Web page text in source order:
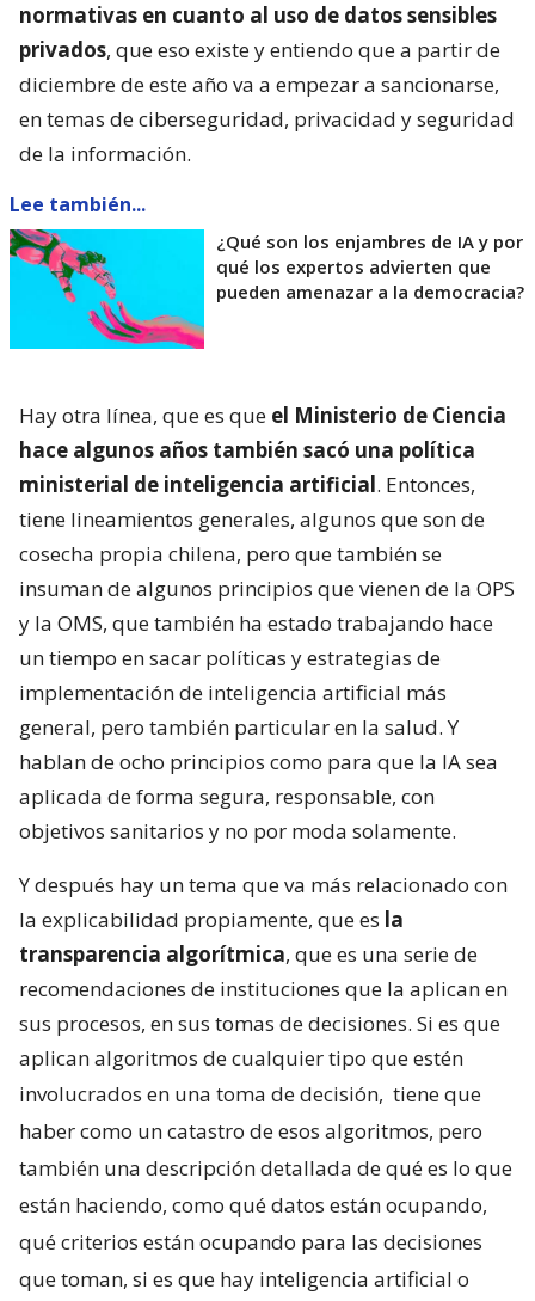
normativas en cuanto al uso de datos sensibles
privados, que eso existe y entiendo que a partir de
diciembre de este año va a empezar a sancionarse,
en temas de ciberseguridad, privacidad y seguridad
de la información.
Lee también...
¿Qué son los enjambres de IA y por
qué los expertos advierten que
pueden amenazar a la democracia?
Hay otra línea, que es que el Ministerio de Ciencia
hace algunos años también sacó una política
ministerial de inteligencia artificial. Entonces,
tiene lineamientos generales, algunos que son de
cosecha propia chilena, pero que también se
insuman de algunos principios que vienen de la OPS
y la OMS, que también ha estado trabajando hace
un tiempo en sacar políticas y estrategias de
implementación de inteligencia artificial más
general, pero también particular en la salud. Y
hablan de ocho principios como para que la IA sea
aplicada de forma segura, responsable, con
objetivos sanitarios y no por moda solamente.
Y después hay un tema que va más relacionado con
la explicabilidad propiamente, que es la
transparencia algorítmica, que es una serie de
recomendaciones de instituciones que la aplican en
sus procesos, en sus tomas de decisiones. Si es que
aplican algoritmos de cualquier tipo que estén
involucrados en una toma de decisión, tiene que
haber como un catastro de esos algoritmos, pero
también una descripción detallada de qué es lo que
están haciendo, como qué datos están ocupando,
qué criterios están ocupando para las decisiones
que toman, si es que hay inteligencia artificial o